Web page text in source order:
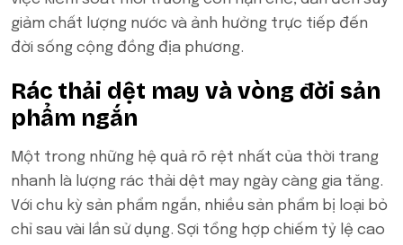
giảm chất lượng nước và ảnh hưởng trực tiếp đến
đời sống cộng đồng địa phương.
Rác thải dệt may và vòng đời sản
phẩm ngắn
Một trong những hệ quả rõ rệt nhất của thời trang
nhanh là lượng rác thải dệt may ngày càng gia tăng.
Với chu kỳ sản phẩm ngắn, nhiều sản phẩm bị loại bỏ
chỉ sau vài lần sử dụng. Sợi tổng hợp chiếm tỷ lệ cao